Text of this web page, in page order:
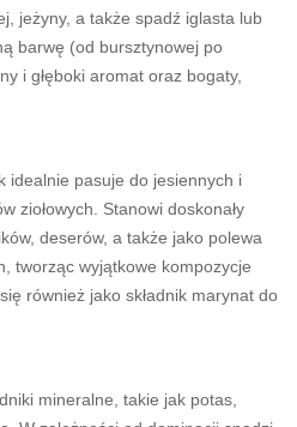
jeżyny, a także spadź iglasta lub
barwę (od bursztynowej po
i głęboki aromat oraz bogaty,
idealnie pasuje do jesiennych i
ziołowych. Stanowi doskonały
deserów, a także jako polewa
tworząc wyjątkowe kompozycje
również jako składnik marynat do
mineralne, takie jak potas,